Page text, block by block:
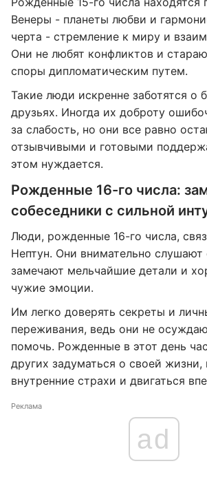
Венеры - планеты любви и
черта - стремление к миру и
Они не любят конфликтов и
споры дипломатическим путем.
Такие люди искренне заботятся о
друзьях. Иногда их доброту
за слабость, но они все равно
отзывчивыми и готовыми
этом нуждается.
Рожденные 16-го числа:
собеседники с сильной
Люди, рожденные 16-го числа,
Нептун. Они внимательно слушают
замечают мельчайшие детали и
чужие эмоции.
Им легко доверять секреты и
переживания, ведь они не
помочь. Рожденные в этот день
других задуматься о своей жизни,
внутренние страхи и двигаться
Реклама
ad